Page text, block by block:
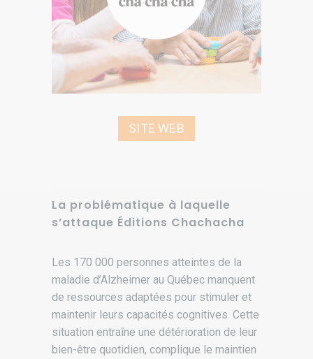
SITE WEB
La problématique à laquelle
s’attaque Éditions Chachacha
Les 170 000 personnes atteintes de la
maladie d’Alzheimer au Québec manquent
de ressources adaptées pour stimuler et
maintenir leurs capacités cognitives. Cette
situation entraîne une détérioration de leur
bien-être quotidien, complique le maintien